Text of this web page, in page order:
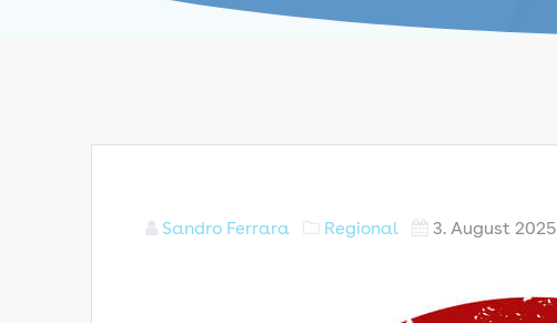
Sandro Ferrara Regional 3. August 2025